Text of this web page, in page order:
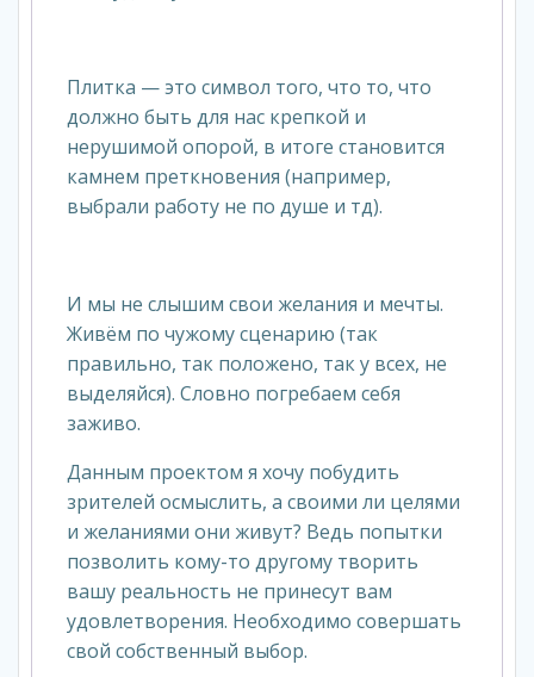
Плитка — это символ того, что то, что
должно быть для нас крепкой и
нерушимой опорой, в итоге становится
камнем преткновения (например,
выбрали работу не по душе и тд).
И мы не слышим свои желания и мечты.
Живём по чужому сценарию (так
правильно, так положено, так у всех, не
выделяйся). Словно погребаем себя
заживо.
Данным проектом я хочу побудить
зрителей осмыслить, а своими ли целями
и желаниями они живут? Ведь попытки
позволить кому-то другому творить
вашу реальность не принесут вам
удовлетворения. Необходимо совершать
свой собственный выбор.